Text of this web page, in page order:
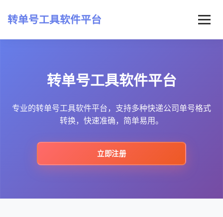
转单号工具软件平台
常见问题
最新资讯
转单号工具软件平台
专业的转单号工具软件平台，支持多种快递公司单号格式
转换，快速准确，简单易用。
立即注册